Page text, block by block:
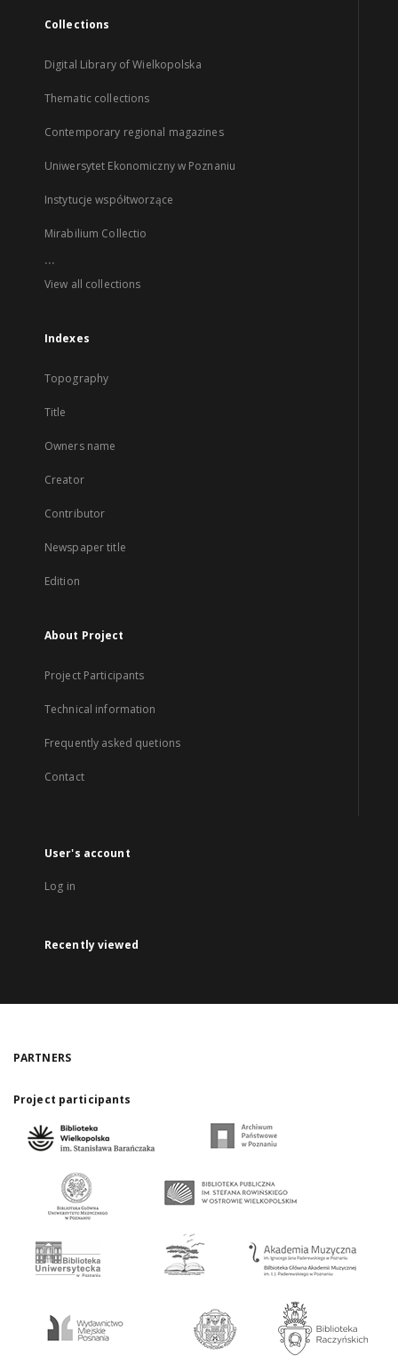
Collections
Digital Library of Wielkopolska
Thematic collections
Contemporary regional magazines
Uniwersytet Ekonomiczny w Poznaniu
Instytucje współtworzące
Mirabilium Collectio
...
View all collections
Indexes
Topography
Title
Owners name
Creator
Contributor
Newspaper title
Edition
About Project
Project Participants
Technical information
Frequently asked quetions
Contact
User's account
Log in
Recently viewed
PARTNERS
Project participants